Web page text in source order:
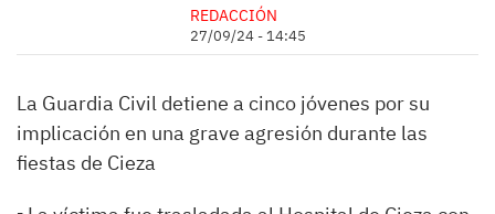
REDACCIÓN
27/09/24 - 14:45
La Guardia Civil detiene a cinco jóvenes por su
implicación en una grave agresión durante las
fiestas de Cieza